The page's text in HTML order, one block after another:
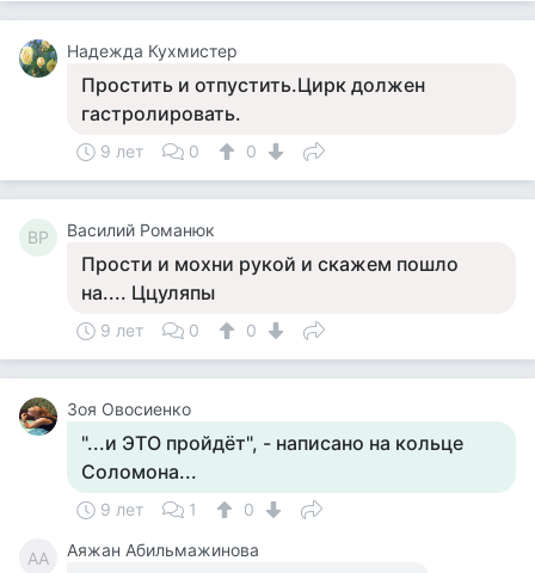
Надежда Кухмистер
Простить и отпустить.Цирк должен
гастролировать.
9 лет 0 0
ВР Василий Романюк
Прости и мохни рукой и скажем пошло
на.... Ццуляпы
9 лет 0 0
Зоя Овосиенко
"...и ЭТО пройдёт", - написано на кольце
Соломона...
9 лет 1 0
АА Аяжан Абильмажинова